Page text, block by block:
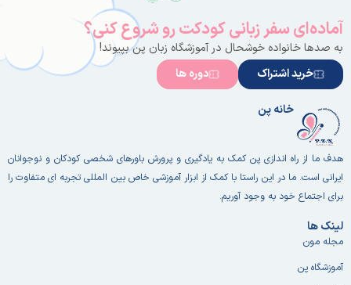
آماده‌ای سفر زبانی کودکت رو شروع کنی؟
به صدها خانواده خوشحال در آموزشگاه زبان پن بپیوند!
خرید اشتراک
دوره ها
خانه پن
هدف ما از راه اندازی پن کمک به یادگیری و پرورش باورهای شخصی کودکان و نوجوانان
ایرانی است. ما در این راستا با کمک از ابزار آموزشی خاص بین المللی تجربه ای متفاوت را
برای اجتماع خود به وجود آوریم.
لینک ها
مجله مون
آموزشگاه پن